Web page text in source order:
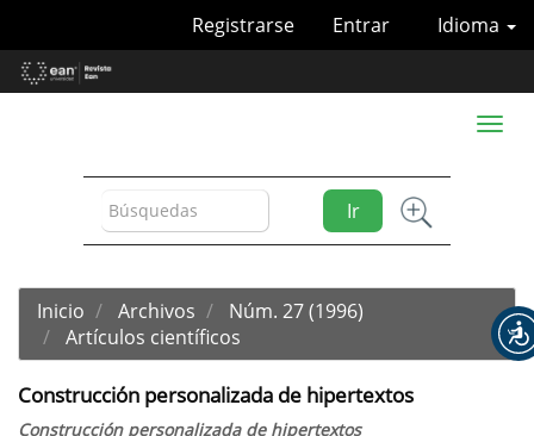
Contenido
principal
Idioma
Registrarse Entrar
Ir
Toggle
Inicio Archivos
Núm. 27 (1996)
Artículos científicos
Construcción personalizada de hipertextos
Construcción personalizada de hipertextos